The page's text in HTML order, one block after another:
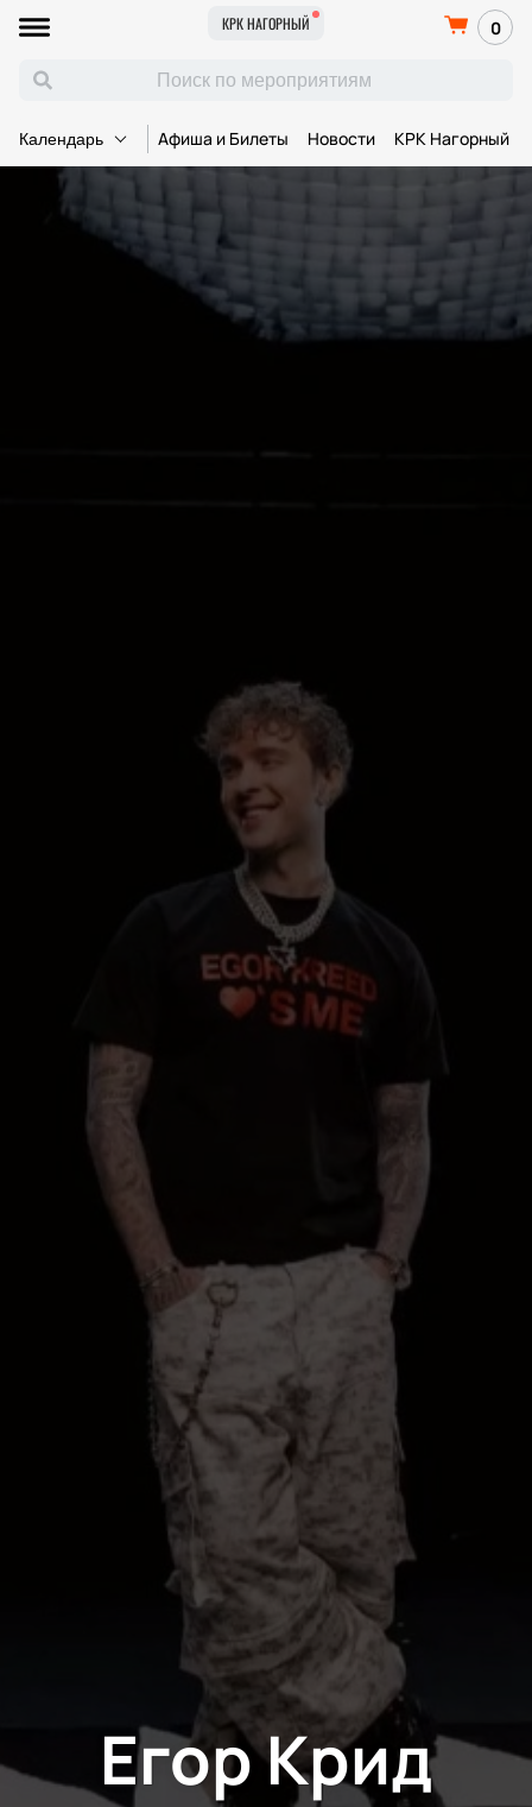
КРК НАГОРНЫЙ 0
Календарь Афиша и Билеты Новости КРК Нагорный
Егор Крид